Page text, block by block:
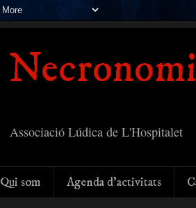
Associació Lúdica de L'Hospitalet
Qui som Agenda d'activitats